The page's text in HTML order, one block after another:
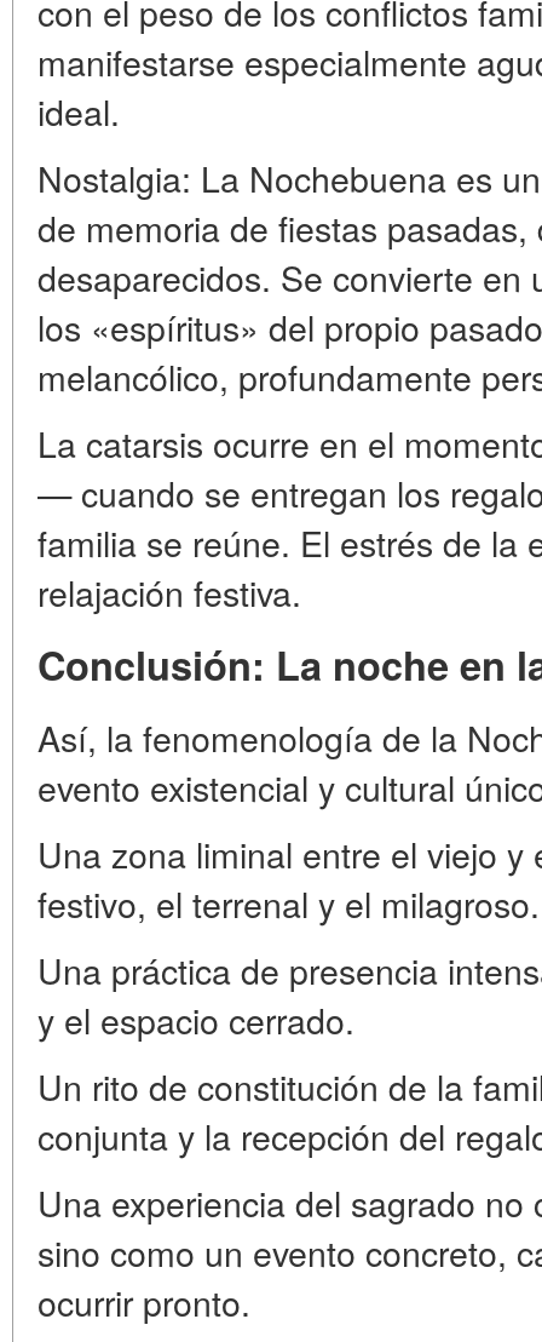
con el peso de los conflictos
manifestarse especialmente
ideal.
Nostalgia: La Nochebuena es
de memoria de fiestas
desaparecidos. Se convierte en
los «espíritus» del propio
melancólico, profundamente
La catarsis ocurre en el
— cuando se entregan los
familia se reúne. El estrés de la
relajación festiva.
Conclusión: La noche en
Así, la fenomenología de la
evento existencial y cultural
Una zona liminal entre el viejo
festivo, el terrenal y el milagroso.
Una práctica de presencia
y el espacio cerrado.
Un rito de constitución de la
conjunta y la recepción del
Una experiencia del sagrado
sino como un evento concreto,
ocurrir pronto.